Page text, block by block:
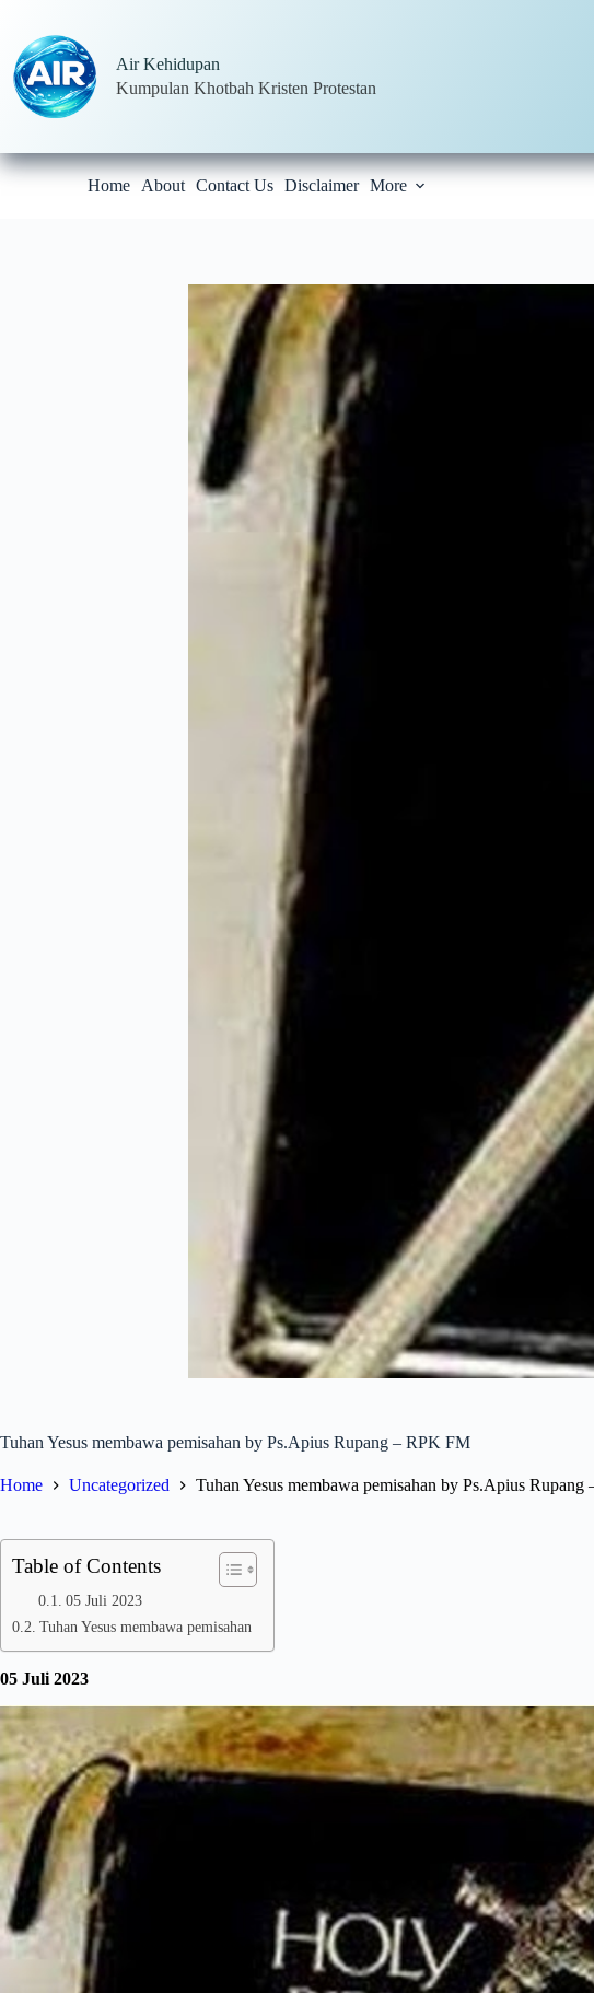
content
Air Kehidupan
Kumpulan Khotbah Kristen Protestan
Home About Contact Us Disclaimer More
Tuhan Yesus membawa pemisahan by Ps.Apius Rupang – RPK FM
Home Uncategorized Tuhan Yesus membawa pemisahan by Ps.Apius
Table of Contents
05 Juli 2023
Tuhan Yesus membawa pemisahan
05 Juli 2023